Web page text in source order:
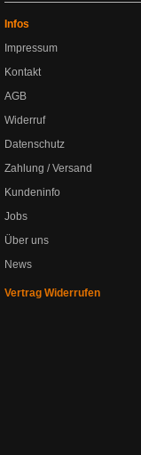
Infos
Impressum
Kontakt
AGB
Widerruf
Datenschutz
Zahlung / Versand
Kundeninfo
Jobs
Über uns
News
Vertrag Widerrufen